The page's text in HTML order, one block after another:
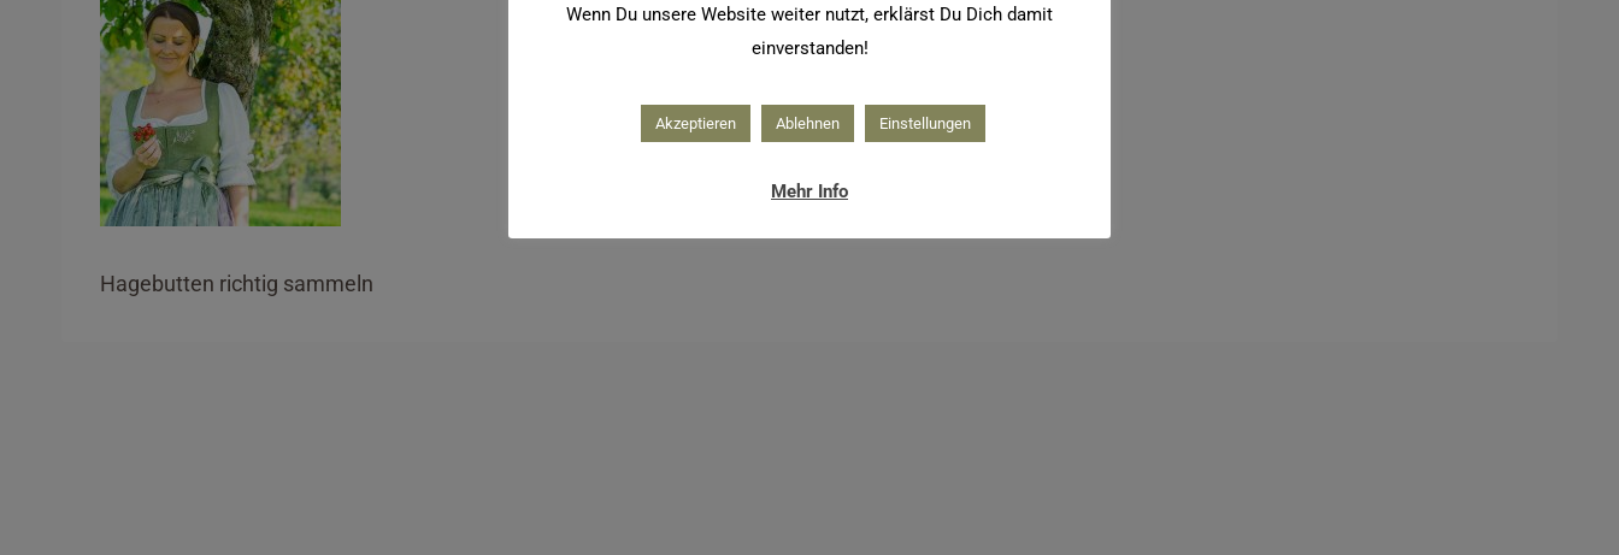
Hagebutten richtig sammeln
Wenn Du unsere Website weiter nutzt, erklärst Du Dich damit
einverstanden!
Akzeptieren Ablehnen Einstellungen
Mehr Info